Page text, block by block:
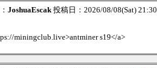
JoshuaEscak投稿日：2026/08/08(Sat) 21:30
miningclub.live>antminer s19</a>